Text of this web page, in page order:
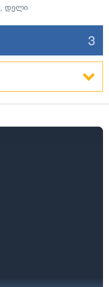
, დელი
3